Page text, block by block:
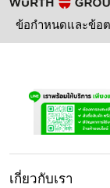
ข้อกำหนดและข้อ
เกี่ยวกับเรา